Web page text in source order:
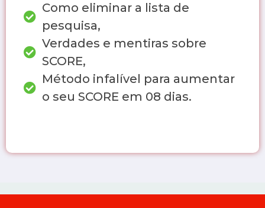
Como eliminar a lista de
pesquisa,
Verdades e mentiras sobre
SCORE,
Método infalível para aumentar
o seu SCORE em 08 dias.